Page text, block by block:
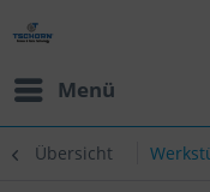
Menü
Übersicht